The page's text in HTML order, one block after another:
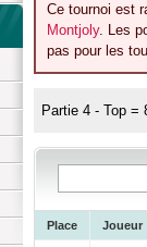
Ce tournoi est
Montjoly. Les
pas pour les
Partie 4 - Top =
Place Joueur